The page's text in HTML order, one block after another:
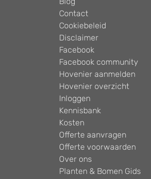
Contact
Cookiebeleid
Disclaimer
Facebook
Facebook community
Hovenier aanmelden
Hovenier overzicht
Inloggen
Kennisbank
Kosten
Offerte aanvragen
Offerte voorwaarden
Over ons
Planten & Bomen Gids